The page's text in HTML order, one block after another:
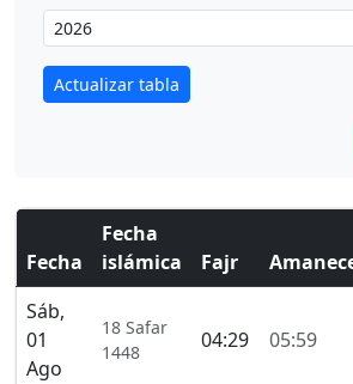
Actualizar tabla
Fecha
Fecha
islámica
Fajr
Sáb,
01
Ago
18 Safar
1448
04:29 05:59